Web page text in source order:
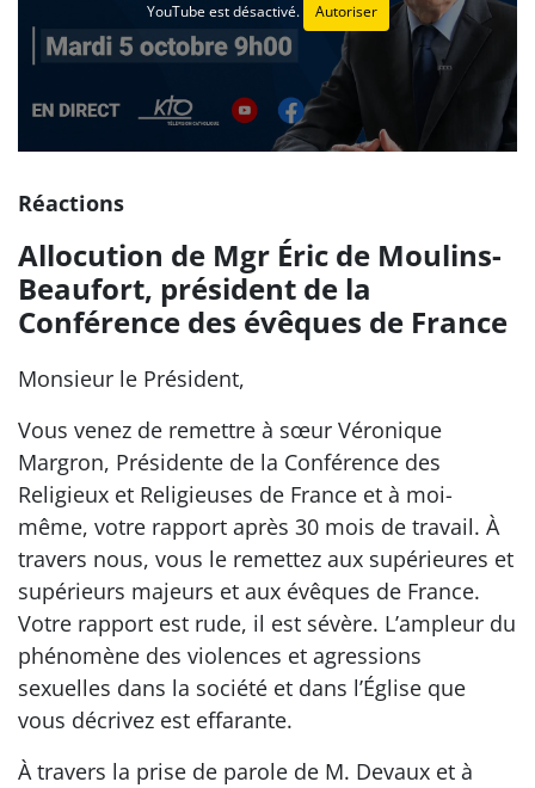
YouTube est désactivé. Autoriser
Réactions
Allocution de Mgr Éric de Moulins-
Beaufort, président de la
Conférence des évêques de France
Monsieur le Président,
Vous venez de remettre à sœur Véronique
Margron, Présidente de la Conférence des
Religieux et Religieuses de France et à moi-
même, votre rapport après 30 mois de travail. À
travers nous, vous le remettez aux supérieures et
supérieurs majeurs et aux évêques de France.
Votre rapport est rude, il est sévère. L’ampleur du
phénomène des violences et agressions
sexuelles dans la société et dans l’Église que
vous décrivez est effarante.
À travers la prise de parole de M. Devaux et à